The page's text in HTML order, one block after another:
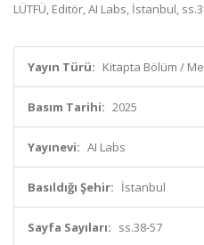
LÜTFÜ, Editör, AI Labs, İstanbul,
Yayın Türü: Kitapta Bölüm /
Basım Tarihi: 2025
Yayınevi: AI Labs
Basıldığı Şehir: İstanbul
Sayfa Sayıları: ss.38-57